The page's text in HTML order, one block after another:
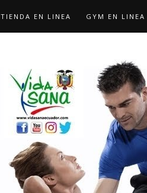
TIENDA EN LINEA GYM EN LINEA